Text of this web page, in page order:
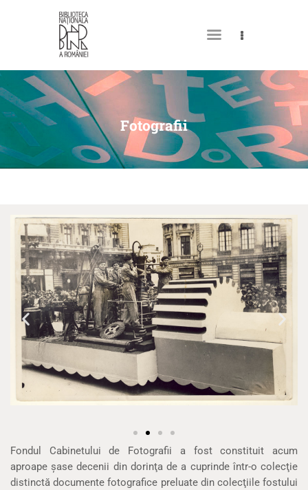
Fotografii
DESPRE NOI
PERMISUL MEU DE
BIBLIOTECĂ
CATALOAGE ȘI COLECȚII
EVENIMENTE
CULTURALE
SPAȚII
NOUTĂȚI
Fondul Cabinetului de Fotografii a fost constituit acum
aproape şase decenii din dorinţa de a cuprinde într-o colecţie
distinctă documente fotografice preluate din colecţiile fostului